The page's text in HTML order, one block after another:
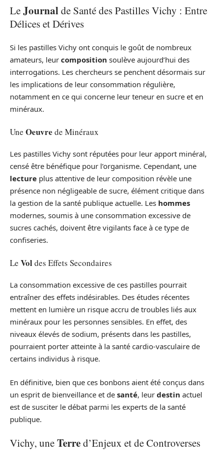
LeJournalde Santé des Pastilles Vichy : Entre
Délices et Dérives
Si les pastilles Vichy ont conquis le goût de nombreux
amateurs, leur composition soulève aujourd’hui des
interrogations. Les chercheurs se penchent désormais sur
les implications de leur consommation régulière,
notamment en ce qui concerne leur teneur en sucre et en
minéraux.
Une Oeuvre de Minéraux
Les pastilles Vichy sont réputées pour leur apport minéral,
censé être bénéfique pour l’organisme. Cependant, une
lecture plus attentive de leur composition révèle une
présence non négligeable de sucre, élément critique dans
la gestion de la santé publique actuelle. Les hommes
modernes, soumis à une consommation excessive de
sucres cachés, doivent être vigilants face à ce type de
confiseries.
Le Voldes Effets Secondaires
La consommation excessive de ces pastilles pourrait
entraîner des effets indésirables. Des études récentes
mettent en lumière un risque accru de troubles liés aux
minéraux pour les personnes sensibles. En effet, des
niveaux élevés de sodium, présents dans les pastilles,
pourraient porter atteinte à la santé cardio-vasculaire de
certains individus à risque.
En définitive, bien que ces bonbons aient été conçus dans
un esprit de bienveillance et de santé, leur destin actuel
est de susciter le débat parmi les experts de la santé
publique.
Vichy, uneTerred’Enjeux et de Controverses